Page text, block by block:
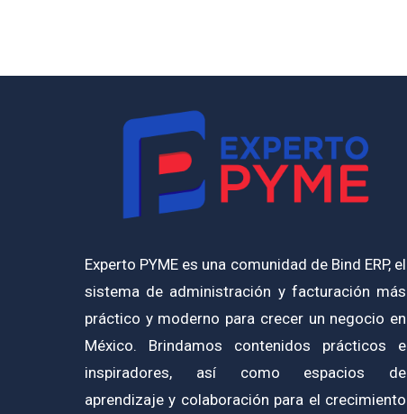
Experto PYME es una comunidad de Bind ERP, el
sistema de administración y facturación más
práctico y moderno para crecer un negocio en
México. Brindamos contenidos prácticos e
inspiradores, así como espacios de
aprendizaje y colaboración para el crecimiento